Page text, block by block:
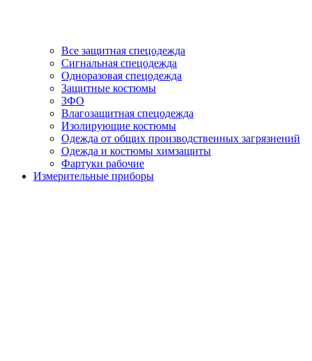
Все защитная спецодежда
Сигнальная спецодежда
Одноразовая спецодежда
Защитные костюмы
ЗФО
Влагозащитная спецодежда
Изолирующие костюмы
Одежда от общих производственных загрязнений
Одежда и костюмы химзащиты
Фартуки рабочие
Измерительные приборы